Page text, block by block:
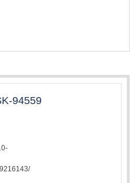
94559